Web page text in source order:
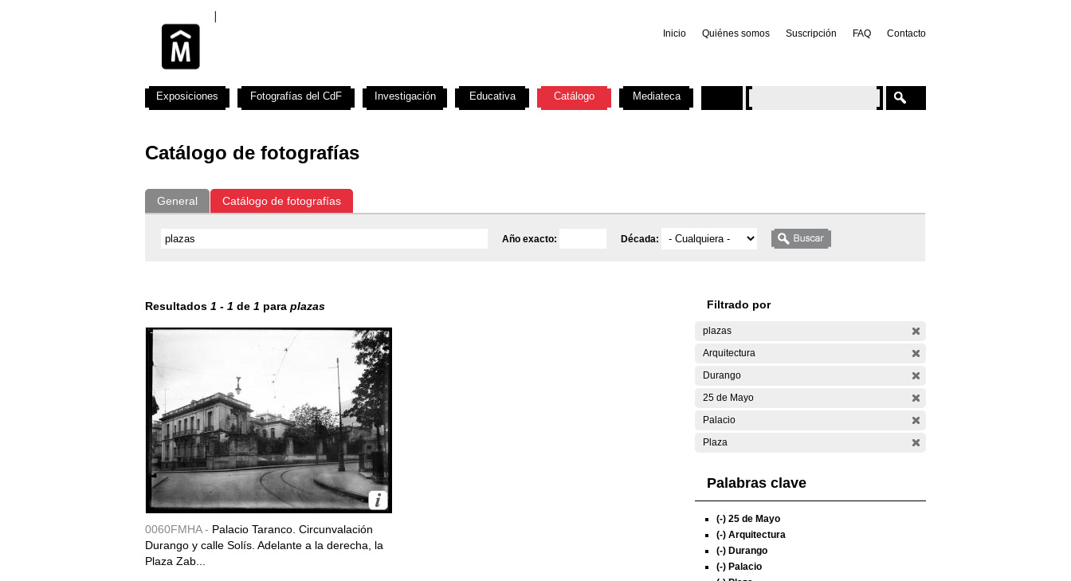
Inicio Quiénes somos Suscripción FAQ Contacto
Catálogo de fotografías
General Catálogo de fotografías
Año exacto: Década:
Resultados 1 - 1 de 1 para plazas
0060FMHA - Palacio Taranco. Circunvalación
Durango y calle Solís. Adelante a la derecha, la
Plaza Zab...
Filtrado por
plazas
Arquitectura
Durango
25 de Mayo
Palacio
Plaza
Palabras clave
(-) 25 de Mayo
(-) Arquitectura
(-) Durango
(-) Palacio
Exposiciones Fotografías del CdF Investigación Educativa Catálogo Mediateca